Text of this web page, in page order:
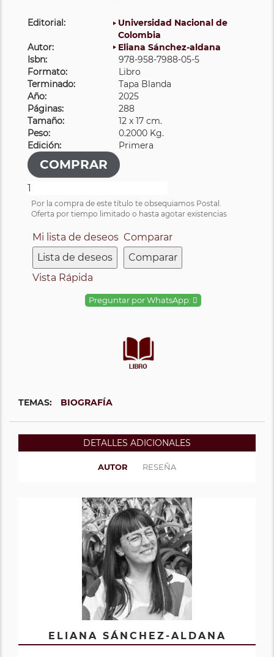
Editorial:
Universidad Nacional de
Colombia
Autor:
Eliana Sánchez-aldana
Isbn:
978-958-7988-05-5
Formato:
Libro
Terminado:
Tapa Blanda
Año:
2025
Páginas:
288
Tamaño:
12 x 17 cm.
Peso:
0.2000 Kg.
Edición:
Primera
Por la compra de este título te obsequiamos Postal.
Oferta por tiempo limitado o hasta agotar existencias
Mi lista de deseos
Lista de deseos
Comparar
Comparar
Vista Rápida
Preguntar por WhatsApp:
TEMAS: BIOGRAFÍA
DETALLES ADICIONALES
AUTOR RESEÑA
ELIANA SÁNCHEZ-ALDANA